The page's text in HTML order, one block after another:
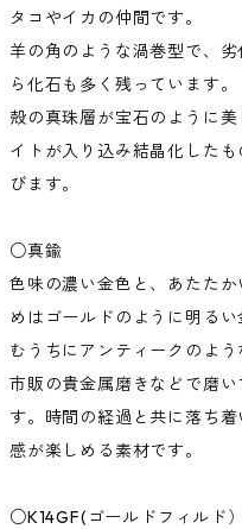
タコやイカの仲間です。
羊の角のような渦巻型で、
ら化石も多く残っています。
殻の真珠層が宝石のように
イトが入り込み結晶化した
びます。
○真鍮
色味の濃い金色と、あたた
めはゴールドのように明る
むうちにアンティークのよう
市販の貴金属磨きなどで磨
す。時間の経過と共に落ち
感が楽しめる素材です。
○K14GF(ゴールドフィルド）